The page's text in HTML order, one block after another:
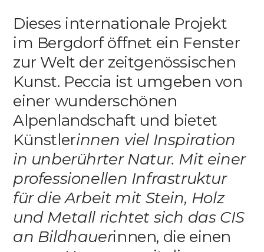
Dieses internationale Projekt
im Bergdorf öffnet ein Fenster
zur Welt der zeitgenössischen
Kunst. Peccia ist umgeben von
einer wunderschönen
Alpenlandschaft und bietet
Künstlerinnen viel Inspiration
in unberührter Natur. Mit einer
professionellen Infrastruktur
für die Arbeit mit Stein, Holz
und Metall richtet sich das CIS
an Bildhauerinnen, die einen